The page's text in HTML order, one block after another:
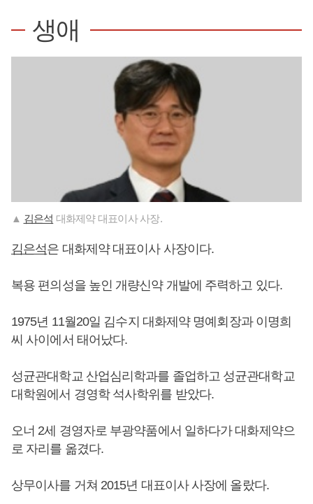
생애
▲ 김은석 대화제약 대표이사 사장.
김은석은 대화제약 대표이사 사장이다.
복용 편의성을 높인 개량신약 개발에 주력하고 있다.
1975년 11월20일 김수지 대화제약 명예회장과 이명희
씨 사이에서 태어났다.
성균관대학교 산업심리학과를 졸업하고 성균관대학교
대학원에서 경영학 석사학위를 받았다.
오너 2세 경영자로 부광약품에서 일하다가 대화제약으
로 자리를 옮겼다.
상무이사를 거쳐 2015년 대표이사 사장에 올랐다.